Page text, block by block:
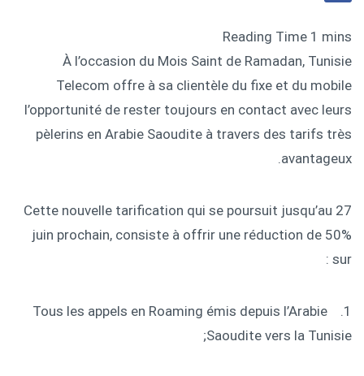
À l’occasion du Mois Saint de Ramadan, Tunisie
Telecom offre à sa clientèle du fixe et du mobile
l’opportunité de rester toujours en contact avec leurs
pèlerins en Arabie Saoudite à travers des tarifs très
avantageux.
Cette nouvelle tarification qui se poursuit jusqu’au 27
juin prochain, consiste à offrir une réduction de 50%
sur :
1. Tous les appels en Roaming émis depuis l’Arabie
Saoudite vers la Tunisie;